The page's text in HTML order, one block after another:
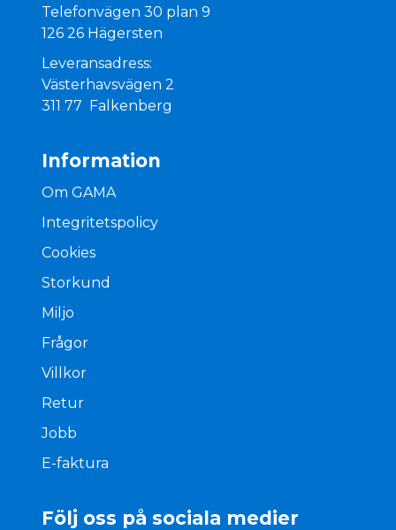
Telefonvägen 30 plan 9
126 26 Hägersten
Leveransadress:
Västerhavsvägen 2
311 77 Falkenberg
Information
Om GAMA
Integritetspolicy
Cookies
Storkund
Miljo
Frågor
Villkor
Retur
Jobb
E-faktura
Följ oss på sociala medier